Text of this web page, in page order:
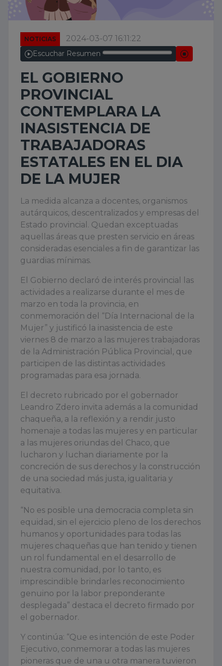
NOTICIAS 2024-03-07 16:11:22
Escuchar Resumen
EL GOBIERNO
PROVINCIAL
CONTEMPLARA LA
INASISTENCIA DE
TRABAJADORAS
ESTATALES EN EL DIA
DE LA MUJER
La medida alcanza a docentes, organismos
autárquicos, descentralizados y empresas del
Estado provincial. Quedan exceptuadas
aquellas áreas que presten servicio en áreas
consideradas esenciales a fin de garantizar las
guardias mínimas.
El Gobierno declaró de interés provincial las
actividades a realizarse durante el mes de
marzo en toda la provincia, en
conmemoración del “Día Internacional de la
Mujer” y justificó la inasistencia de este
viernes 8 de marzo a las mujeres trabajadoras
de la Administración Pública Provincial, que
participen de las distintas actividades
programadas para esa jornada.
El decreto rubricado por el gobernador
Leandro Zdero invita además a la comunidad
chaqueña, a la reflexión y a rendir justo
homenaje a todas las mujeres y en particular
a las mujeres oriundas del Chaco, que
lucharon y luchan diariamente por la
concreción de sus derechos y la construcción
de una sociedad más justa, igualitaria y
equitativa.
“No es posible una democracia completa sin
equidad, sin el ejercicio pleno de los derechos
humanos y oportunidades para todas las
mujeres chaqueñas que han tenido y tienen
un rol fundamental en el desarrollo de
nuestra comunidad, por lo tanto, es
imprescindible brindarles reconocimiento
genuino por la labor preponderante
desplegada” destaca el decreto firmado por
el gobernador.
Y continúa: “Que es intención de este Poder
Ejecutivo, conmemorar a todas las mujeres
pioneras que de una u otra manera tuvieron